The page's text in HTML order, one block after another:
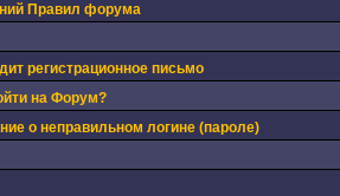
Правил форума
регистрационное письмо
на Форум?
о неправильном логине (пароле)